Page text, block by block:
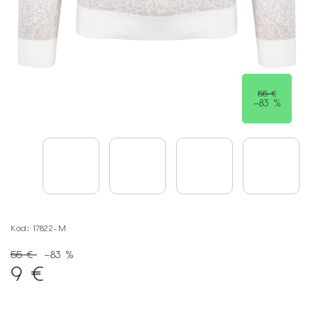
55 €
–83 %
Kód: 17822-M
55 € –83 %
9 €